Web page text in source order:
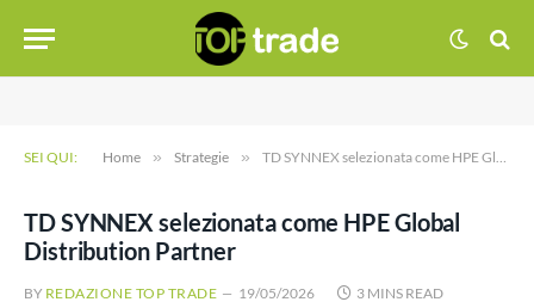
SEI QUI: Home » Strategie » TD SYNNEX selezionata come HPE Global Distribution Partner
TD SYNNEX selezionata come HPE Global
Distribution Partner
BY REDAZIONE TOP TRADE 19/05/2026 3 MINS READ